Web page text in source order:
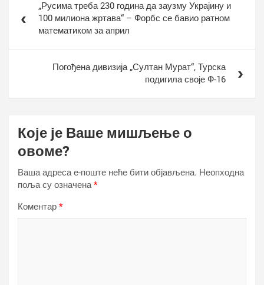
чланка„Русима треба 230 година да заузму Украјину и
100 милиона жртава“ – Форбс се бавио ратном
математиком за април
Погођена дивизија „Султан Мурат“, Турска
подигила своје Ф-16
Које је Ваше мишљење о
овоме?
Ваша адреса е-поште неће бити објављена. Неопходна
поља су означена*
Коментар *